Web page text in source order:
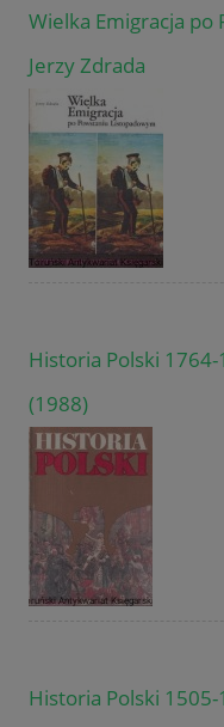
Wielka Emigracja
Jerzy Zdrada
Historia Polski
(1988)
Historia Polski